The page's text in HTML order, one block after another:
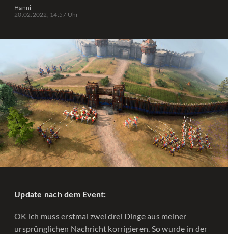
Hanni
20.02.2022, 14:57 Uhr
Update nach dem Event:
OK ich muss erstmal zwei drei Dinge aus meiner
ursprünglichen Nachricht korrigieren. So wurde in der